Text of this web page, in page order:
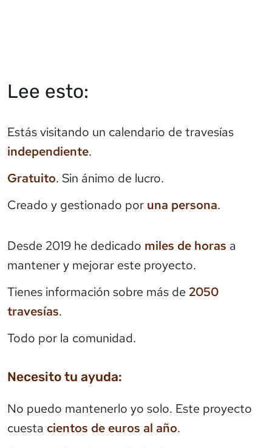
Lee esto:
Estás visitando un calendario de travesías
independiente.
Gratuito. Sin ánimo de lucro.
Creado y gestionado por una persona.
Desde 2019 he dedicado miles de horas a
mantener y mejorar este proyecto.
Tienes información sobre más de 2050
travesías.
Todo por la comunidad.
Necesito tu ayuda:
No puedo mantenerlo yo solo. Este proyecto
cuesta cientos de euros al año.